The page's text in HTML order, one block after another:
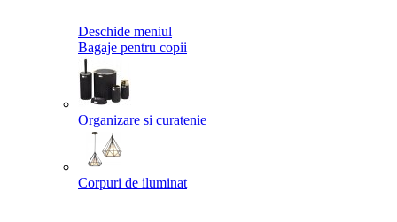
Deschide meniul
Bagaje pentru copii
Organizare si curatenie
Corpuri de iluminat